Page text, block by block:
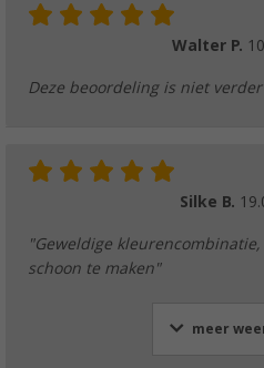
Walter P.
Deze beoordeling is niet
Silke B.
"Geweldige
schoon te maken"
meer